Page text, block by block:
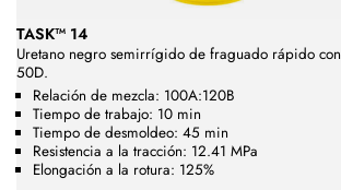
TASK™ 14
Uretano negro semirrígido de fraguado rápido
50D.
Relación de mezcla: 100A:120B
Tiempo de trabajo: 10 min
Tiempo de desmoldeo: 45 min
Resistencia a la tracción: 12.41 MPa
Elongación a la rotura: 125%